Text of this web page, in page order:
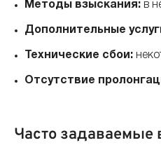
Методы взыскания: в
Дополнительные
Технические сбои:
Отсутствие
Часто задаваемые